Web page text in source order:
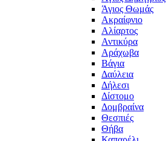
Άγιος Θωμάς
Ακραίφνιο
Αλίαρτος
Αντικύρα
Αράχωβα
Βάγια
Δαύλεια
Δήλεσι
Δίστομο
Δομβραίνα
Θεσπιές
Θήβα